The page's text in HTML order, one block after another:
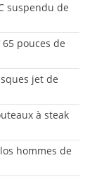
suspendu de
pouces de
jet de
à steak
hommes de